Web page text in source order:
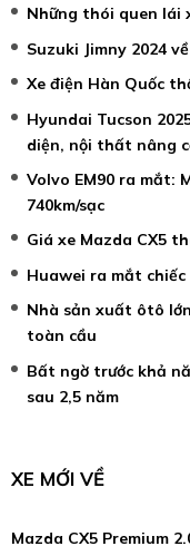
Những thói quen lái
Suzuki Jimny 2024
Xe điện Hàn Quốc
Hyundai Tucson
diện, nội thất nâng
Volvo EM90 ra mắt:
740km/sạc
Giá xe Mazda CX5
Huawei ra mắt
Nhà sản xuất ôtô
toàn cầu
Bất ngờ trước khả
sau 2,5 năm
XE MỚI VỀ
Mazda CX5 Premium